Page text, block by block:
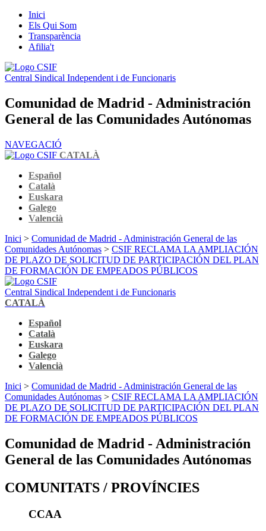
Inici
Els Qui Som
Transparència
Afilia't
Central Sindical Independent i de Funcionaris
Comunidad de Madrid - Administración
General de las Comunidades Autónomas
NAVEGACIÓ
CATALÀ
Español
Català
Euskara
Galego
Valencià
Inici > Comunidad de Madrid - Administración General de las
Comunidades Autónomas > CSIF RECLAMA LA AMPLIACIÓN
DE PLAZO DE SOLICITUD DE PARTICIPACIÓN DEL PLAN
DE FORMACIÓN DE EMPEADOS PÚBLICOS
Central Sindical Independent i de Funcionaris
CATALÀ
Español
Català
Euskara
Galego
Valencià
Inici > Comunidad de Madrid - Administración General de las
Comunidades Autónomas > CSIF RECLAMA LA AMPLIACIÓN
DE PLAZO DE SOLICITUD DE PARTICIPACIÓN DEL PLAN
DE FORMACIÓN DE EMPEADOS PÚBLICOS
Comunidad de Madrid - Administración
General de las Comunidades Autónomas
COMUNITATS / PROVÍNCIES
CCAA